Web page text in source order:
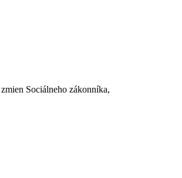
Sociálneho zákonníka,